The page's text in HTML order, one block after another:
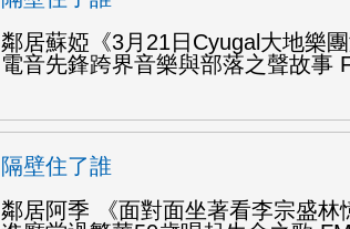
鄰居蘇婭《3月21日Cyugal大地樂
電音先鋒跨界音樂與部落之聲故事
隔壁住了誰
鄰居阿季 《面對面坐著看李宗盛林